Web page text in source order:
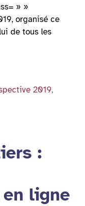
» »
organisé ce
de tous les
2019,
:
ligne